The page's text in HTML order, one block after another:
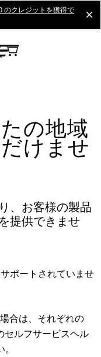
のクレジットを獲得で
の地域
けませ
、お客様の製品
提供できませ
ポートされていませ
合は、それぞれの
セルフサービスヘル